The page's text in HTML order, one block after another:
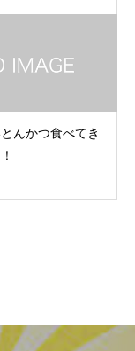
んかつ食べてき